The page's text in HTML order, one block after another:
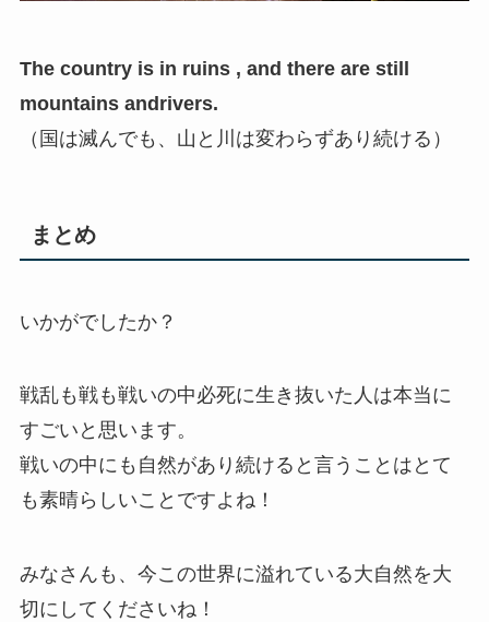
The country is in ruins , and there are still
mountains andrivers.
（国は滅んでも、山と川は変わらずあり続ける）
まとめ
いかがでしたか？
戦乱も戦も戦いの中必死に生き抜いた人は本当に
すごいと思います。
戦いの中にも自然があり続けると言うことはとて
も素晴らしいことですよね！
みなさんも、今この世界に溢れている大自然を大
切にしてくださいね！